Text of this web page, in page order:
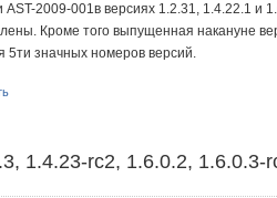
2009-001в версиях 1.2.31, 1.4.22.1
Кроме того выпущенная накануне
5ти значных номеров версий.
1.4.23-rc2, 1.6.0.2, 1.6.0.3-